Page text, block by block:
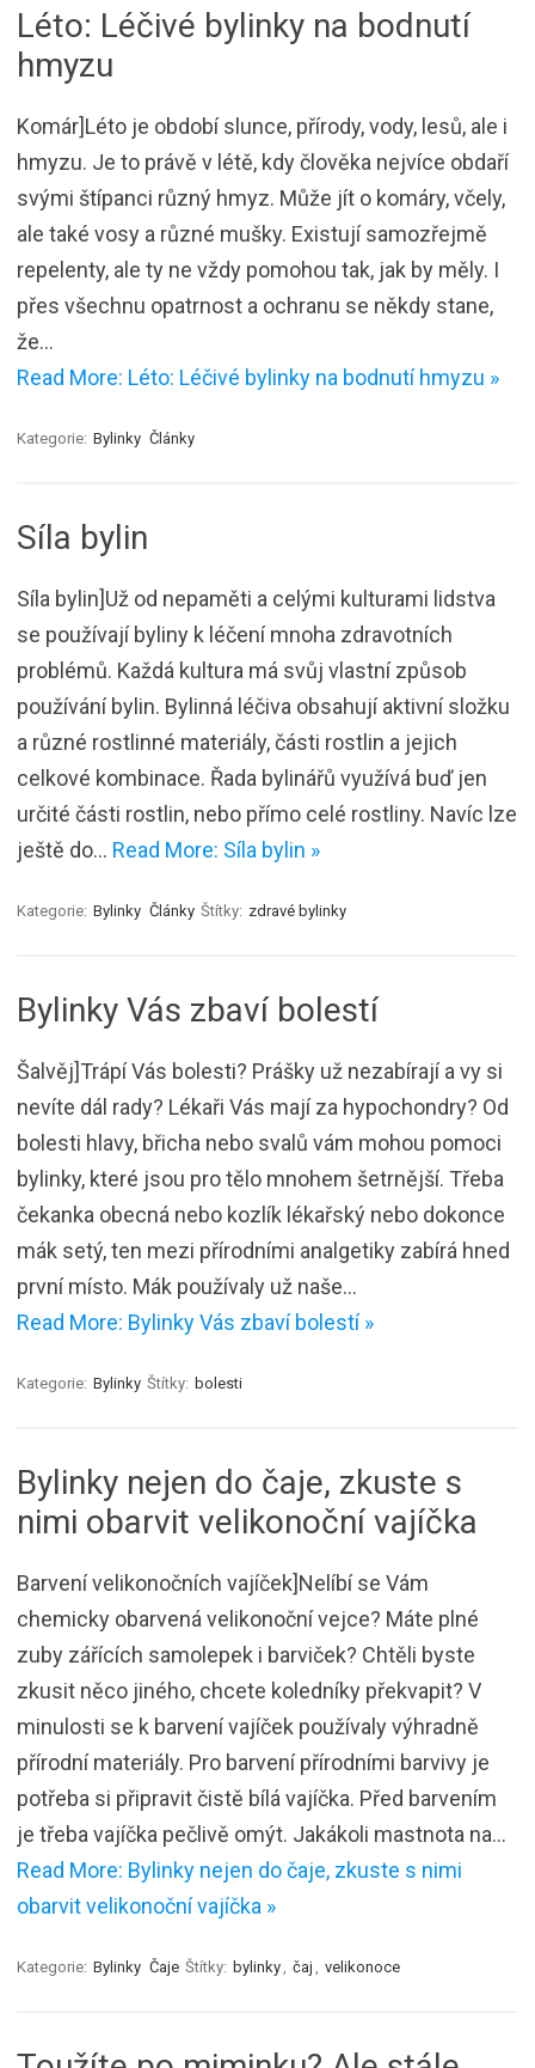
Léto: Léčivé bylinky na bodnutí
hmyzu
Komár]Léto je období slunce, přírody, vody, lesů, ale i
hmyzu. Je to právě v létě, kdy člověka nejvíce obdaří
svými štípanci různý hmyz. Může jít o komáry, včely,
ale také vosy a různé mušky. Existují samozřejmě
repelenty, ale ty ne vždy pomohou tak, jak by měly. I
přes všechnu opatrnost a ochranu se někdy stane,
že…
Read More: Léto: Léčivé bylinky na bodnutí hmyzu »
Kategorie: Bylinky Články
Síla bylin
Síla bylin]Už od nepaměti a celými kulturami lidstva
se používají byliny k léčení mnoha zdravotních
problémů. Každá kultura má svůj vlastní způsob
používání bylin. Bylinná léčiva obsahují aktivní složku
a různé rostlinné materiály, části rostlin a jejich
celkové kombinace. Řada bylinářů využívá buď jen
určité části rostlin, nebo přímo celé rostliny. Navíc lze
ještě do… Read More: Síla bylin »
Kategorie: Bylinky Články Štítky: zdravé bylinky
Bylinky Vás zbaví bolestí
Šalvěj]Trápí Vás bolesti? Prášky už nezabírají a vy si
nevíte dál rady? Lékaři Vás mají za hypochondry? Od
bolesti hlavy, břicha nebo svalů vám mohou pomoci
bylinky, které jsou pro tělo mnohem šetrnější. Třeba
čekanka obecná nebo kozlík lékařský nebo dokonce
mák setý, ten mezi přírodními analgetiky zabírá hned
první místo. Mák používaly už naše…
Read More: Bylinky Vás zbaví bolestí »
Kategorie: Bylinky Štítky: bolesti
Bylinky nejen do čaje, zkuste s
nimi obarvit velikonoční vajíčka
Barvení velikonočních vajíček]Nelíbí se Vám
chemicky obarvená velikonoční vejce? Máte plné
zuby zářících samolepek i barviček? Chtěli byste
zkusit něco jiného, chcete koledníky překvapit? V
minulosti se k barvení vajíček používaly výhradně
přírodní materiály. Pro barvení přírodními barvivy je
potřeba si připravit čistě bílá vajíčka. Před barvením
je třeba vajíčka pečlivě omýt. Jakákoli mastnota na…
Read More: Bylinky nejen do čaje, zkuste s nimi
obarvit velikonoční vajíčka »
Kategorie: Bylinky Čaje Štítky: bylinky čaj velikonoce